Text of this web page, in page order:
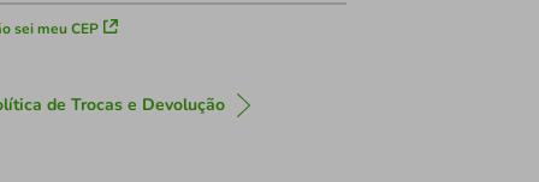
sei meu CEP
de Trocas e Devolução